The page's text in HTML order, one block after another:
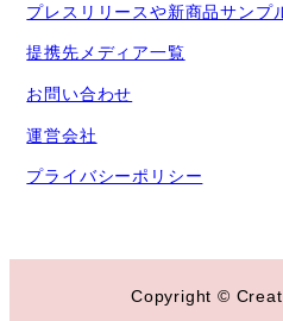
プレスリリースや新商品サンプ
提携先メディア一覧
お問い合わせ
運営会社
プライバシーポリシー
Copyright ©